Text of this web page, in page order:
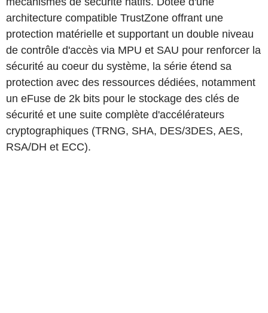
architecture compatible TrustZone offrant une
protection matérielle et supportant un double niveau
de contrôle d'accès via MPU et SAU pour renforcer la
sécurité au coeur du système, la série étend sa
protection avec des ressources dédiées, notamment
un eFuse de 2k bits pour le stockage des clés de
sécurité et une suite complète d'accélérateurs
cryptographiques (TRNG, SHA, DES/3DES, AES,
RSA/DH et ECC).